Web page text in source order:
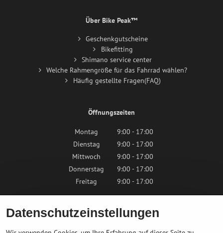
Über Bike Peak™
Geschenkgutscheine
Bikefitting
Shimano service center
Welche Rahmengröße für das Fahrrad wählen?
Häufig gestellte Fragen(FAQ)
Öffnungszeiten
Montag
9:00 - 17:00
Dienstag
9:00 - 17:00
Mittwoch
9:00 - 17:00
Donnerstag
9:00 - 17:00
Freitag
9:00 - 17:00
Samstag
9:00 - 12:00
Sonntag
Geschlossen
Datenschutzeinstellungen